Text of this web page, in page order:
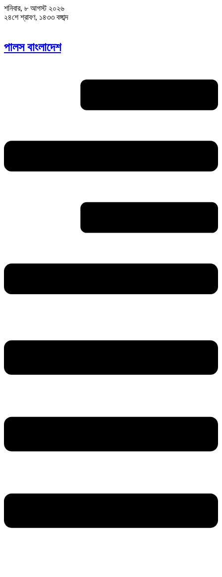
শনিবার, ৮ আগস্ট ২০২৬
২৪শে শ্রাবণ, ১৪৩৩ বঙ্গাব্দ
পালস বাংলাদেশ